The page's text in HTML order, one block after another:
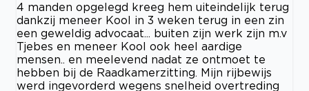
4 manden opgelegd kreeg hem uiteindelijk terug
dankzij meneer Kool in 3 weken terug in een zin
een geweldig advocaat... buiten zijn werk zijn m.v
Tjebes en meneer Kool ook heel aardige
mensen.. en meelevend nadat ze ontmoet te
hebben bij de Raadkamerzitting. Mijn rijbewijs
werd ingevorderd wegens snelheid overtreding